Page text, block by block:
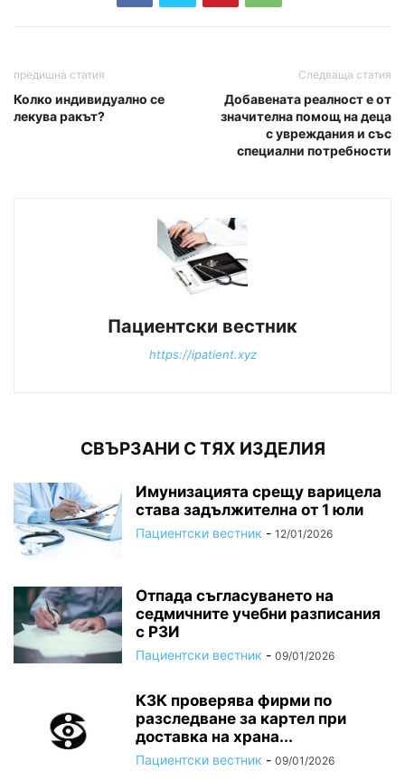
предишна статия
Колко индивидуално се
лекува ракът?
Следваща статия
Добавената реалност е от
значителна помощ на деца
с увреждания и със
специални потребности
Пациентски вестник
https://ipatient.xyz
СВЪРЗАНИ С ТЯХ ИЗДЕЛИЯ
Имунизацията срещу варицела
става задължителна от 1 юли
Пациентски вестник - 12/01/2026
Отпада съгласуването на
седмичните учебни разписания
с РЗИ
Пациентски вестник - 09/01/2026
КЗК проверява фирми по
разследване за картел при
доставка на храна...
Пациентски вестник - 09/01/2026